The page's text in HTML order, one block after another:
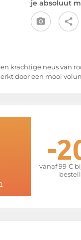
je absoluut
krachtige neus van
door een mooi
-
vanaf 99 €